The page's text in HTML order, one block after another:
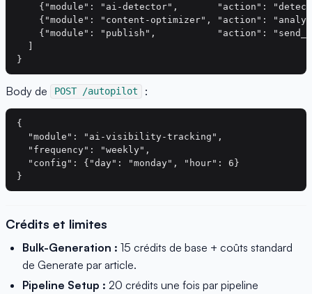
{"module": "ai-detector",       "action":
{"module": "content-optimizer", "action":
{"module": "publish",           "action":
Body de POST /autopilot :
{
  "module": "ai-visibility-tracking",
  "frequency": "weekly",
  "config": {"day": "monday", "hour": 6}
Crédits et limites
Bulk-Generation : 15 crédits de base + coûts standard
de Generate par article.
Pipeline Setup : 20 crédits une fois par pipeline